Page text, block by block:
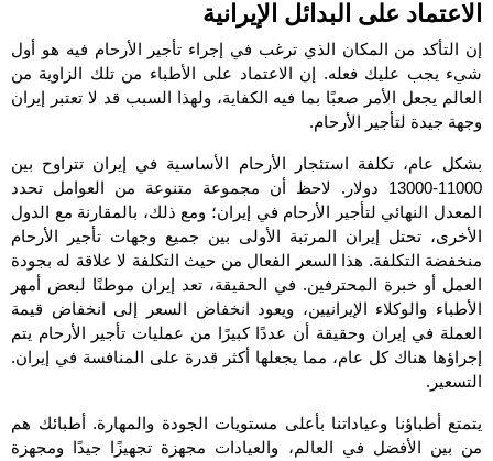
الاعتماد على البدائل الإيرانية
إن التأكد من المكان الذي ترغب في إجراء تأجير الأرحام فيه هو أول
شيء يجب عليك فعله. إن الاعتماد على الأطباء من تلك الزاوية من
العالم يجعل الأمر صعبًا بما فيه الكفاية، ولهذا السبب قد لا تعتبر إيران
وجهة جيدة لتأجير الأرحام.
بشكل عام، تكلفة استئجار الأرحام الأساسية في إيران تتراوح بين
11000-13000 دولار. لاحظ أن مجموعة متنوعة من العوامل تحدد
المعدل النهائي لتأجير الأرحام في إيران؛ ومع ذلك، بالمقارنة مع الدول
الأخرى، تحتل إيران المرتبة الأولى بين جميع وجهات تأجير الأرحام
منخفضة التكلفة. هذا السعر الفعال من حيث التكلفة لا علاقة له بجودة
العمل أو خبرة المحترفين. في الحقيقة، تعد إيران موطنًا لبعض أمهر
الأطباء والوكلاء الإيرانيين، ويعود انخفاض السعر إلى انخفاض قيمة
العملة في إيران وحقيقة أن عددًا كبيرًا من عمليات تأجير الأرحام يتم
إجراؤها هناك كل عام، مما يجعلها أكثر قدرة على المنافسة في إيران.
التسعير.
يتمتع أطباؤنا وعياداتنا بأعلى مستويات الجودة والمهارة. أطبائك هم
من بين الأفضل في العالم، والعيادات مجهزة تجهيزًا جيدًا ومجهزة